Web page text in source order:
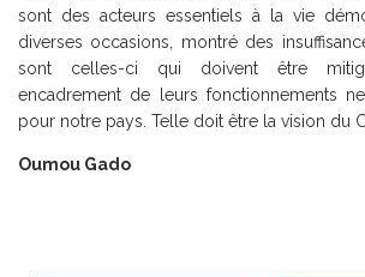
sont des acteurs essentiels à la vie
diverses occasions, montré des
sont celles-ci qui doivent être
encadrement de leurs fonctionnements
pour notre pays. Telle doit être la vision du
Oumou Gado